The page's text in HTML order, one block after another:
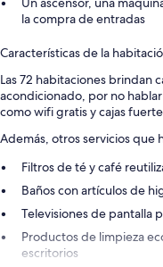
la compra de entradas
Características de la
Las 72 habitaciones brindan
acondicionado, por no
como wifi gratis y cajas
Además, otros servicios que
Filtros de té y café
Baños con artículos de
Televisiones de pantalla
Productos de limpieza
escritorios